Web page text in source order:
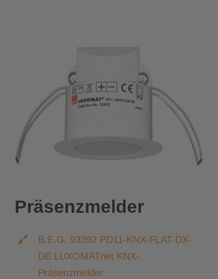
Präsenzmelder
B.E.G. 93392 PD11-KNX-FLAT-DX-
DE LUXOMATnet KNX-
Präsenzmelder